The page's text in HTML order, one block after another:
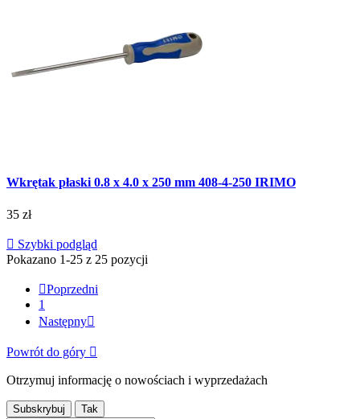
Wkrętak płaski 0.8 x 4.0 x 250 mm 408-4-250 IRIMO
35 zł
 Szybki podgląd
Pokazano 1-25 z 25 pozycji
Poprzedni
1
Następny
Powrót do góry 
Otrzymuj informację o nowościach i wyprzedażach